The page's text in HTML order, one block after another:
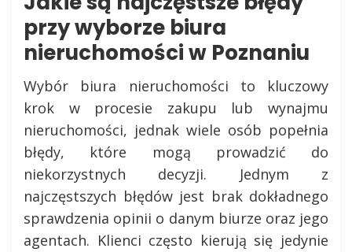
przy wyborze biura
nieruchomości w Poznaniu
Wybór biura nieruchomości to kluczowy
krok w procesie zakupu lub wynajmu
nieruchomości, jednak wiele osób popełnia
błędy, które mogą prowadzić do
niekorzystnych decyzji. Jednym z
najczęstszych błędów jest brak dokładnego
sprawdzenia opinii o danym biurze oraz jego
agentach. Klienci często kierują się jedynie